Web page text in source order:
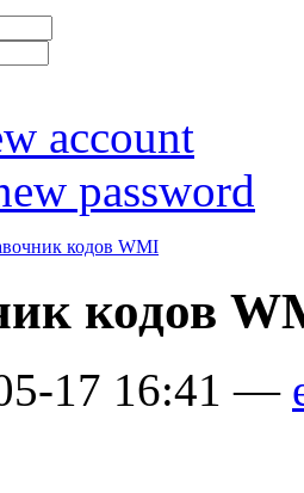
account
password
кодов WMI
кодов
17 16:41 —